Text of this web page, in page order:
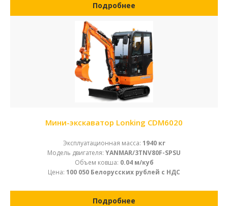
Подробнее
Мини-экскаватор Lonking CDM6020
Эксплуатационная масса: 1940 кг
Модель двигателя: YANMAR/3TNV80F-SPSU
Объем ковша: 0.04 м/куб
Цена: 100 050 Белорусских рублей с НДС
Подробнее